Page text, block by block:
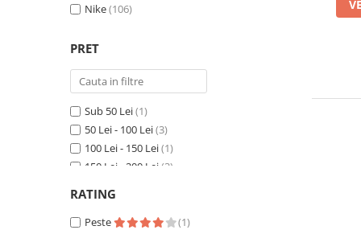
2024-Q3(1)
Nike(106)
PRET
Sub 50 Lei(1)
50 Lei - 100 Lei(3)
100 Lei - 150 Lei(1)
150 Lei - 200 Lei (3)
250 Lei - 300 Lei
300 Lei - 400 Lei(46)
RATING
Peste
(1)